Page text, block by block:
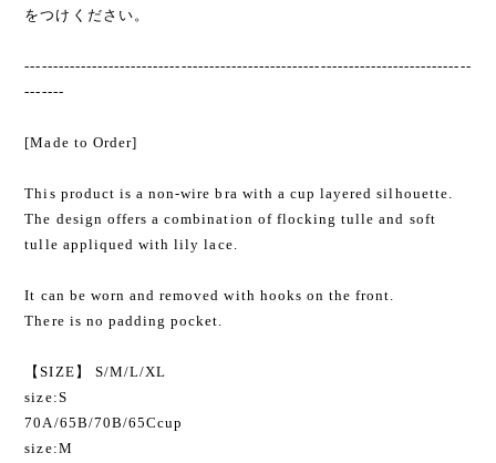
をつけください。
--------------------------------------------------------------------------------
-------
[Made to Order]
This product is a non-wire bra with a cup layered silhouette.
The design offers a combination of flocking tulle and soft
tulle appliqued with lily lace.
It can be worn and removed with hooks on the front.
There is no padding pocket.
【SIZE】 S/M/L/XL
size:S
70A/65B/70B/65Ccup
size:M